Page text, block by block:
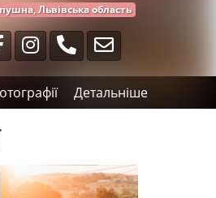
Львівська область
Детальніше